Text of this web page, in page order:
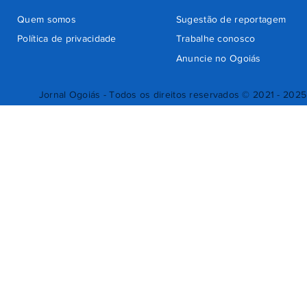
Jornal Ogoiás - Todos os direitos reservados © 2021 - 2025
Quem somos
Sugestão de reportagem
Trabalhe conosco
Política de privacidade
Anuncie no Ogoiás